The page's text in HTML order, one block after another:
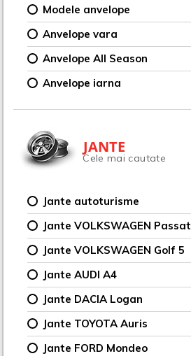
Modele anvelope
Anvelope vara
Anvelope All Season
Anvelope iarna
JANTE
Cele mai cautate
Jante autoturisme
Jante VOLKSWAGEN Passat
Jante VOLKSWAGEN Golf 5
Jante AUDI A4
Jante DACIA Logan
Jante TOYOTA Auris
Jante FORD Mondeo